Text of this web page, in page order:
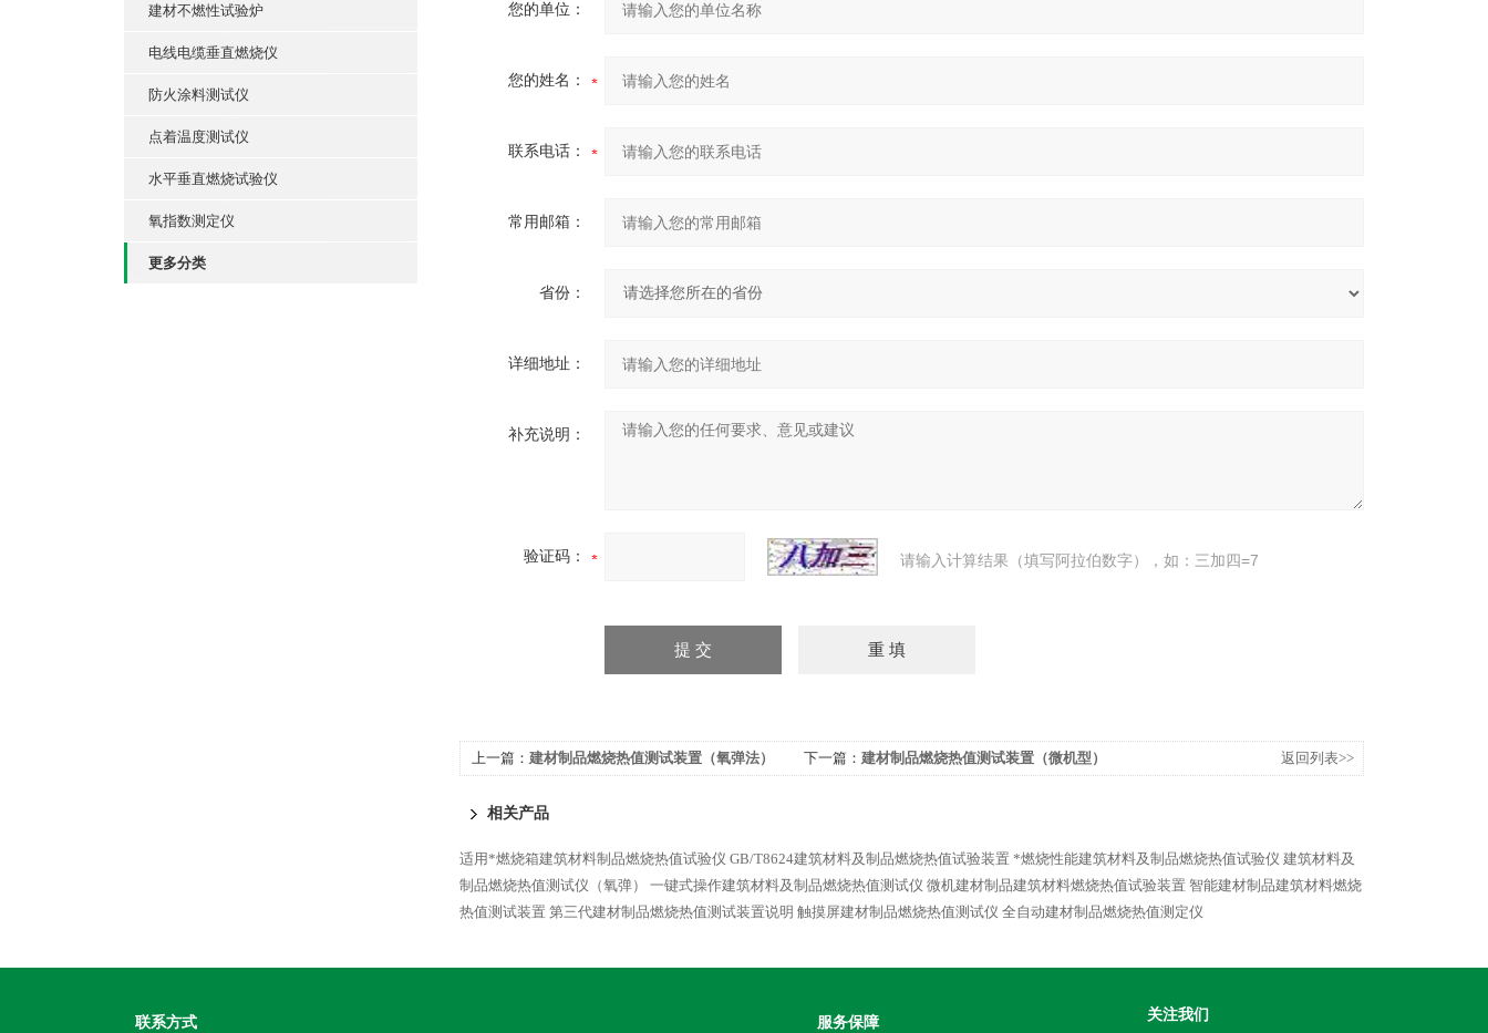
建材不燃性试验炉
电线电缆垂直燃烧仪
防火涂料测试仪
点着温度测试仪
水平垂直燃烧试验仪
氧指数测定仪
更多分类
您的单位：
您的姓名：
联系电话：
常用邮箱：
省份：
详细地址：
补充说明：
验证码： 请输入计算结果（填写阿拉伯数字），如：三加四=7
上一篇： 建材制品燃烧热值测试装置（氧弹法） 下一篇： 建材制品燃烧热值测试装置（微机型）
返回列表>>
相关产品
适用*燃烧箱建筑材料制品燃烧热值试验仪 GB/T8624建筑材料及制品燃烧热值试验装置 *燃烧性能建筑材料及制品燃烧热值试验仪 建筑材料及
制品燃烧热值测试仪（氧弹）
一键式操作建筑材料及制品燃烧热值测试仪 微机建材制品建筑材料燃烧热值试验装置 智能建材制品建筑材料燃烧
热值测试装置 第三代建材制品燃烧热值测试装置说明 触摸屏建材制品燃烧热值测试仪 全自动建材制品燃烧热值测定仪
联系方式 服务保障 关注我们